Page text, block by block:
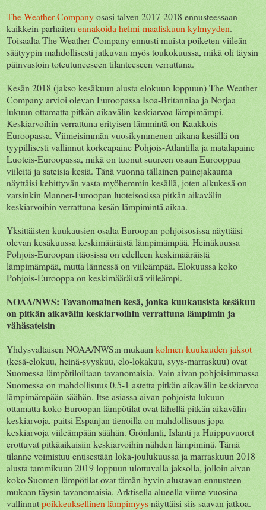
The Weather Companyosasi talven 2017-2018 ennusteessaan
kaikkein parhaiten ennakoida helmi-maaliskuun kylmyyden.
Toisaalta The Weather Company ennusti muista poiketen viileän
säätyypin mahdollisesti jatkuvan myös toukokuussa, mikä oli täysin
päinvastoin toteutuneeseen tilanteeseen verrattuna.
Kesän 2018 (jakso kesäkuun alusta elokuun loppuun) The Weather
Company arvioi olevan Euroopassa Isoa-Britanniaa ja Norjaa
lukuun ottamatta pitkän aikavälin keskiarvoa lämpimämpi.
Keskiarvoihin verrattuna erityisen lämmintä on Kaakkois-
Euroopassa. Viimeisimmän vuosikymmenen aikana kesällä on
tyypillisesti vallinnut korkeapaine Pohjois-Atlantilla ja matalapaine
Luoteis-Euroopassa, mikä on tuonut suureen osaan Eurooppaa
viileitä ja sateisia kesiä. Tänä vuonna tällainen painejakauma
näyttäisi kehittyvän vasta myöhemmin kesällä, joten alkukesä on
varsinkin Manner-Euroopan luoteisosissa pitkän aikavälin
keskiarvoihin verrattuna kesän lämpimintä aikaa.
Yksittäisten kuukausien osalta Euroopan pohjoisosissa näyttäisi
olevan kesäkuussa keskimääräistä lämpimämpää. Heinäkuussa
Pohjois-Euroopan itäosissa on edelleen keskimääräistä
lämpimämpää, mutta lännessä on viileämpää. Elokuussa koko
Pohjois-Eurooppa on keskimääräistä viileämpi.
NOAA/NWS: Tavanomainen kesä, jonka kuukausista kesäkuu
on pitkän aikavälin keskiarvoihin verrattuna lämpimin ja
vähäsateisin
Yhdysvaltaisen NOAA/NWS:n mukaan kolmen kuukauden jaksot
(kesä-elokuu, heinä-syyskuu, elo-lokakuu, syys-marraskuu) ovat
Suomessa lämpötiloiltaan tavanomaisia. Vain aivan pohjoisimmassa
Suomessa on mahdollisuus 0,5-1 astetta pitkän aikavälin keskiarvoa
lämpimämpään säähän. Itse asiassa aivan pohjoista lukuun
ottamatta koko Euroopan lämpötilat ovat lähellä pitkän aikavälin
keskiarvoja, paitsi Espanjan tienoilla on mahdollisuus jopa
keskiarvoja viileämpään säähän. Grönlanti, Islanti ja Huippuvuoret
erottuvat pitkäaikaisiin keskiarvoihin nähden lämpiminä. Tämä
tilanne voimistuu entisestään loka-joulukuussa ja marraskuun 2018
alusta tammikuun 2019 loppuun ulottuvalla jaksolla, jolloin aivan
koko Suomen lämpötilat ovat tämän hyvin alustavan ennusteen
mukaan täysin tavanomaisia. Arktisella alueella viime vuosina
vallinnutpoikkeuksellinen lämpimyysnäyttäisi siis saavan jatkoa.